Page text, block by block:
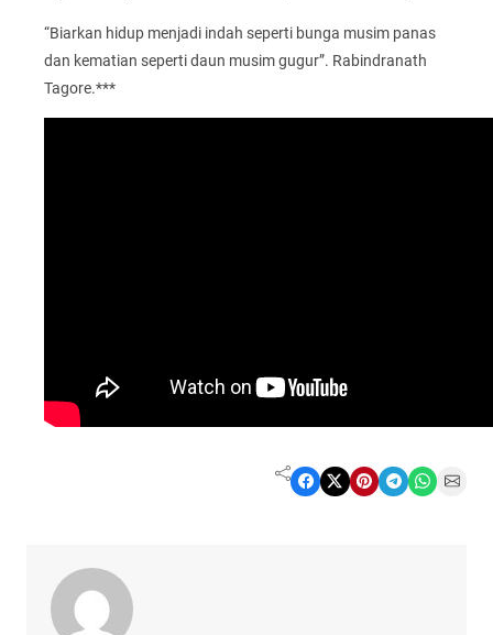
“Biarkan hidup menjadi indah seperti bunga musim panas
dan kematian seperti daun musim gugur”. Rabindranath
Tagore.***
Share on Facebook Share on X Share on Pinterest Share on Telegram Share on WhatsApp Share on Email